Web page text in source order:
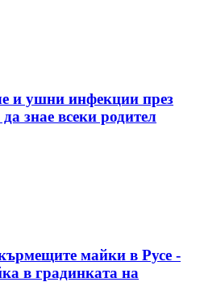
и ушни инфекции през
знае всеки родител
майки в Русе -
в градинката на